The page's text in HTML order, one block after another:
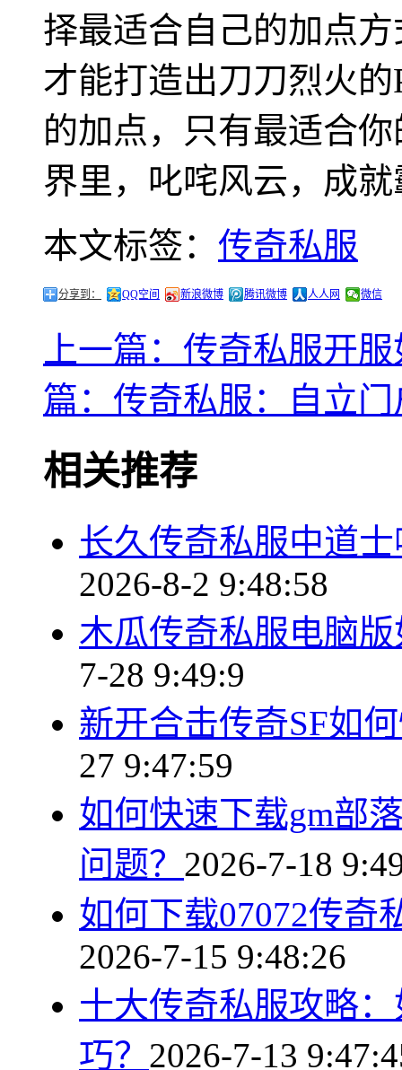
择最适合自己的加点
才能打造出刀刀烈火
的加点，只有最适合
界里，叱咤风云，成
本文标签： 传奇私服
分享到： QQ空间 新浪微博 腾讯微博 人人网 微信
上一篇：传奇私服开
篇：传奇私服：自立
相关推荐
长久传奇私服中道
2026-8-2 9:48:58
木瓜传奇私服电脑
7-28 9:49:9
新开合击传奇SF如
27 9:47:59
如何快速下载gm部
问题？ 2026-7-18
如何下载07072传奇
2026-7-15 9:48:26
十大传奇私服攻略
巧？ 2026-7-13